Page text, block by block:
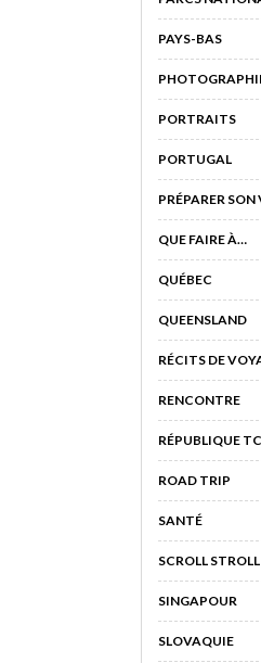
PAYS-BAS
PORTRAITS
PORTUGAL
PRÉPARER SON
QUE FAIRE À…
QUÉBEC
QUEENSLAND
RÉCITS DE
RENCONTRE
RÉPUBLIQUE
ROAD TRIP
SANTÉ
SCROLL STROLL
SINGAPOUR
SLOVAQUIE